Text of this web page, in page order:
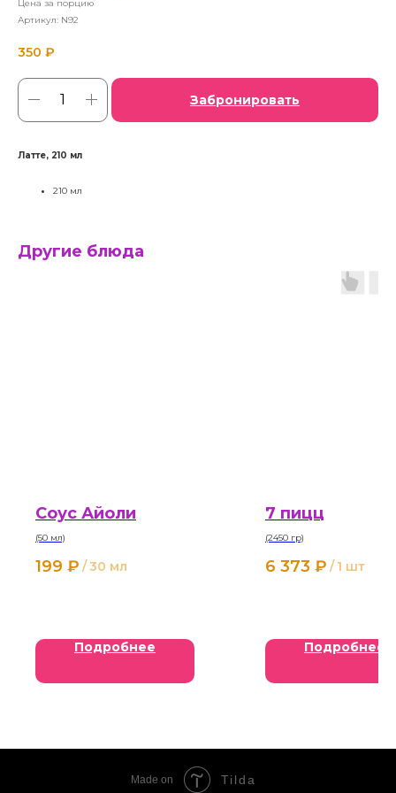
Цена за порцию
Артикул: N92
350 ₽
Забронировать
Латте, 210 мл
210 мл
Другие блюда
Соус Айоли
(50 мл)
199 ₽ /30 мл
Подробнее
7 пицц
(2450 гр)
6 373 ₽ / 1 шт
Подробнее
Made on Tilda